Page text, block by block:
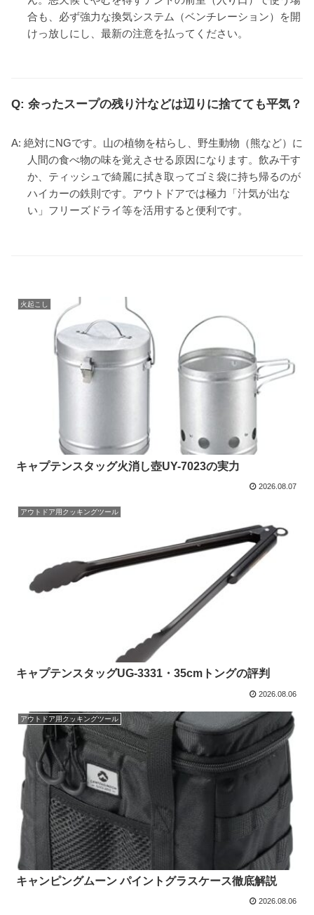
合も、必ず強力な換気システム（ベンチレーション）を開
けっ放しにし、最新の注意を払ってください。
Q: 余ったスープの残り汁などは辺りに捨てても平気？
A: 絶対にNGです。山の植物を枯らし、野生動物（熊など）に
人間の食べ物の味を覚えさせる原因になります。飲み干す
か、ティッシュで綺麗に拭き取ってゴミ袋に持ち帰るのが
ハイカーの鉄則です。アウトドアでは極力「汁気が出な
い」フリーズドライ等を活用すると便利です。
火起こし
キャプテンスタッグ火消し壺UY-7023の実力
2026.08.07
アウトドア用クッキングツール
キャプテンスタッグUG-3331・35cmトングの評判
2026.08.06
アウトドア用クッキングツール
キャンピングムーン パイントグラスケース徹底解説
2026.08.06